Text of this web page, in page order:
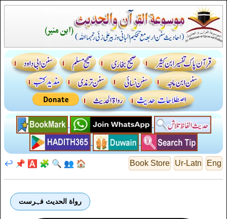
Eng
Ur-Latn
Book Store
🏠
👥
🔍
🧩
🅰️
📌
↩️
رواة الحديث فہرست